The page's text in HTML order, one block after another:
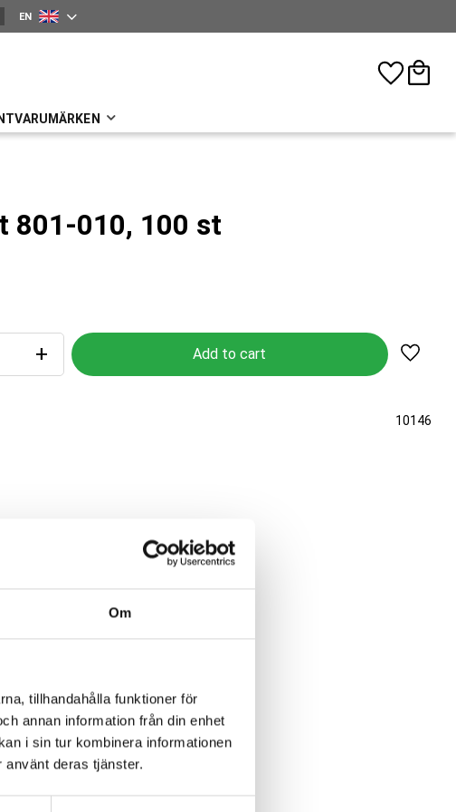
Om
tillhandahålla funktioner för
annan information från din enhet
i sin tur kombinera informationen
använt deras tjänster.
English
EN
Favorites
Basket
VARUMÄRKEN
801-010, 100 st
+ Add to
10146